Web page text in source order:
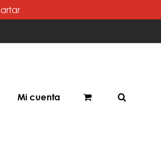
Mi cuenta